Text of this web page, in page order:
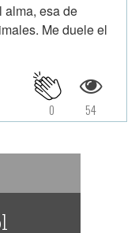
alma, esa de
Me duele el
54
0